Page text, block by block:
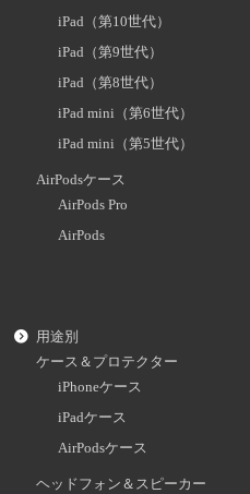
iPad（第10世代）
iPad（第9世代）
iPad（第8世代）
iPad mini（第6世代）
iPad mini（第5世代）
AirPodsケース
AirPods Pro
AirPods
用途別
ケース＆プロテクター
iPhoneケース
iPadケース
AirPodsケース
ヘッドフォン＆スピーカー